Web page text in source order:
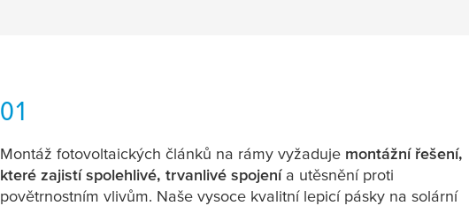
01
Montáž fotovoltaických článků na rámy vyžaduje montážní řešení,
které zajistí spolehlivé, trvanlivé spojenía utěsnění proti
povětrnostním vlivům. Naše vysoce kvalitní lepicí pásky na solární